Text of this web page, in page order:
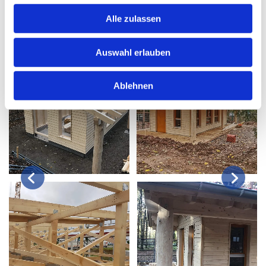
Alle zulassen
Auswahl erlauben
Ablehnen
ermöglichen wir eine reibungslose Umsetzung Ihrer